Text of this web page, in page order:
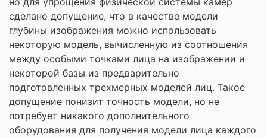
сделано допущение, что в качестве модели
глубины изображения можно использовать
некоторую модель, вычисленную из соотношения
между особыми точками лица на изображении и
некоторой базы из предварительно
подготовленных трехмерных моделей лиц. Такое
допущение понизит точность модели, но не
потребует никакого дополнительного
оборудования для получения модели лица каждого